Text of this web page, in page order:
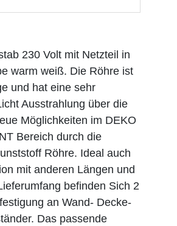
230 Volt mit Netzteil in
warm weiß. Die Röhre ist
und hat eine sehr
Ausstrahlung über die
Möglichkeiten im DEKO
Bereich durch die
Röhre. Ideal auch
mit anderen Längen und
befinden Sich 2
an Wand- Decke-
Das passende